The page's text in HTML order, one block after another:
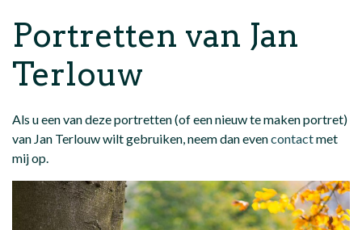
Portretten van Jan
Terlouw
Als u een van deze portretten (of een nieuw te maken portret)
van Jan Terlouw wilt gebruiken, neem dan evencontactmet
mij op.